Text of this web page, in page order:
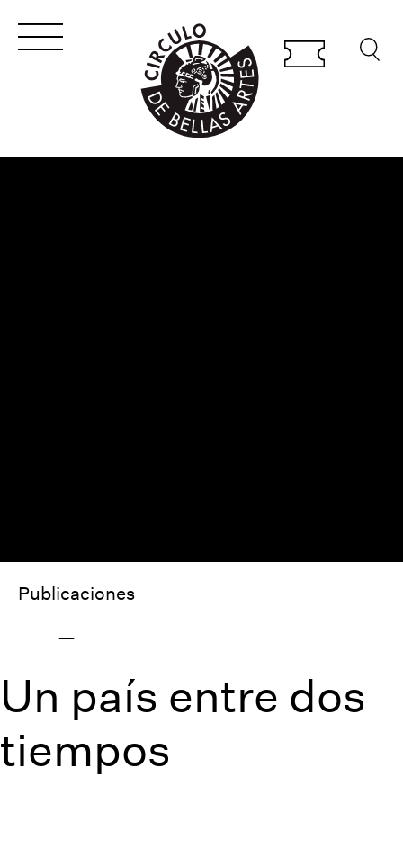
Publicaciones
Un país entre dos
tiempos